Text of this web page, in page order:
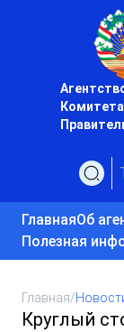
ГлавнаяОб
Полезная
Главная/
Круглый